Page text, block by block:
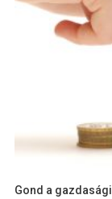
Gond a